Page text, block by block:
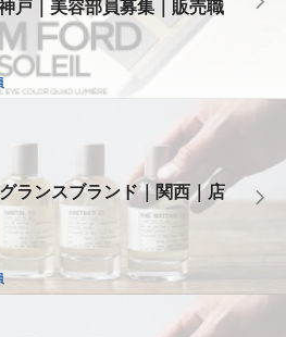
戸｜美容部員募集｜販売職
ランスブランド｜関西｜店